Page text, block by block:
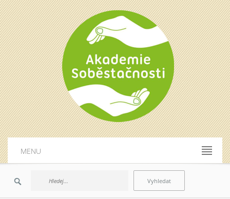
MENU